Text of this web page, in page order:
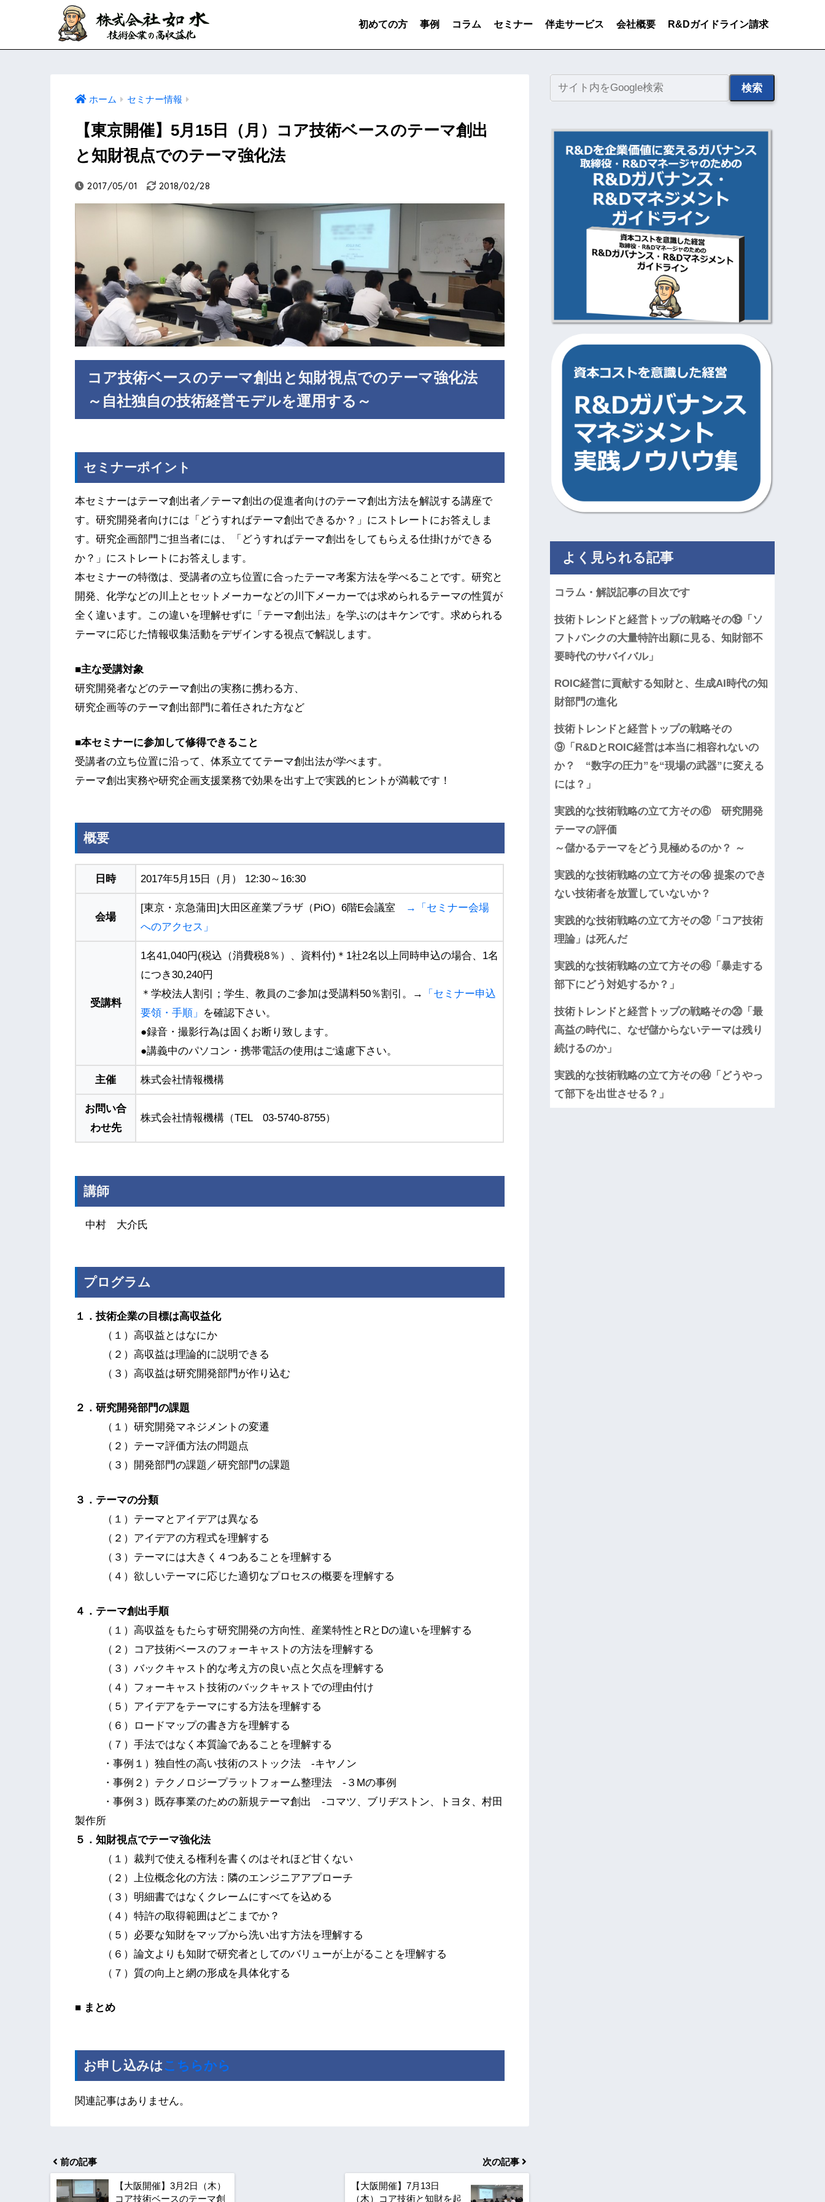
初めての方 事例 コラム セミナー 伴走サービス 会社概要 R&Dガイドライン請求
ホーム セミナー情報
【東京開催】5月15日（月）コア技術ベースのテーマ創出
と知財視点でのテーマ強化法
2017/05/01 2018/02/28
コア技術ベースのテーマ創出と知財視点でのテーマ強化法
～自社独自の技術経営モデルを運用する～
セミナーポイント
本セミナーはテーマ創出者／テーマ創出の促進者向けのテーマ創出方法を解説する講座で
す。研究開発者向けには「どうすればテーマ創出できるか？」にストレートにお答えしま
す。研究企画部門ご担当者には、「どうすればテーマ創出をしてもらえる仕掛けができる
か？」にストレートにお答えします。
本セミナーの特徴は、受講者の立ち位置に合ったテーマ考案方法を学べることです。研究と
開発、化学などの川上とセットメーカーなどの川下メーカーでは求められるテーマの性質が
全く違います。この違いを理解せずに「テーマ創出法」を学ぶのはキケンです。求められる
テーマに応じた情報収集活動をデザインする視点で解説します。
■主な受講対象
研究開発者などのテーマ創出の実務に携わる方、
研究企画等のテーマ創出部門に着任された方など
■本セミナーに参加して修得できること
受講者の立ち位置に沿って、体系立ててテーマ創出法が学べます。
テーマ創出実務や研究企画支援業務で効果を出す上で実践的ヒントが満載です！
概要
日時 2017年5月15日（月） 12:30～16:30
会場
[東京・京急蒲田]大田区産業プラザ（PiO）6階E会議室
→「セミナー会場
へのアクセス」
受講料
1名41,040円(税込（消費税8％）、資料付)＊1社2名以上同時申込の場合、1名
につき30,240円
＊学校法人割引；学生、教員のご参加は受講料50％割引。→
「セミナー申込
要領・手順」
を確認下さい。
●録音・撮影行為は固くお断り致します。
●講義中のパソコン・携帯電話の使用はご遠慮下さい。
主催 株式会社情報機構
お問い合
わせ先
株式会社情報機構（TEL 03-5740-8755）
講師
中村 大介氏
プログラム
１．技術企業の目標は高収益化
（１）高収益とはなにか
（２）高収益は理論的に説明できる
（３）高収益は研究開発部門が作り込む
２．研究開発部門の課題
（１）研究開発マネジメントの変遷
（２）テーマ評価方法の問題点
（３）開発部門の課題／研究部門の課題
３．テーマの分類
（１）テーマとアイデアは異なる
（２）アイデアの方程式を理解する
（３）テーマには大きく４つあることを理解する
（４）欲しいテーマに応じた適切なプロセスの概要を理解する
４．テーマ創出手順
（１）高収益をもたらす研究開発の方向性、産業特性とRとDの違いを理解する
（２）コア技術ベースのフォーキャストの方法を理解する
（３）バックキャスト的な考え方の良い点と欠点を理解する
（４）フォーキャスト技術のバックキャストでの理由付け
（５）アイデアをテーマにする方法を理解する
（６）ロードマップの書き方を理解する
（７）手法ではなく本質論であることを理解する
・事例１）独自性の高い技術のストック法 -キヤノン
・事例２）テクノロジープラットフォーム整理法 -３Mの事例
・事例３）既存事業のための新規テーマ創出 -コマツ、ブリヂストン、トヨタ、村田
製作所
５．知財視点でテーマ強化法
（１）裁判で使える権利を書くのはそれほど甘くない
（２）上位概念化の方法：隣のエンジニアアプローチ
（３）明細書ではなくクレームにすべてを込める
（４）特許の取得範囲はどこまでか？
（５）必要な知財をマップから洗い出す方法を理解する
（６）論文よりも知財で研究者としてのバリューが上がることを理解する
（７）質の向上と網の形成を具体化する
■ まとめ
お申し込みはこちらから
関連記事はありません。
前の記事
【大阪開催】3月2日（木）
コア技術ベースのテーマ創
次の記事
【大阪開催】7月13日
（木）コア技術と知財を起
検索
よく見られる記事
コラム・解説記事の目次です
技術トレンドと経営トップの戦略その⑲「ソ
フトバンクの大量特許出願に見る、知財部不
要時代のサバイバル」
ROIC経営に貢献する知財と、生成AI時代の知
財部門の進化
技術トレンドと経営トップの戦略その
⑨「R&DとROIC経営は本当に相容れないの
か？ “数字の圧力”を“現場の武器”に変える
には？」
実践的な技術戦略の立て方その⑥ 研究開発
テーマの評価
～儲かるテーマをどう見極めるのか？ ～
実践的な技術戦略の立て方その⑭ 提案のでき
ない技術者を放置していないか？
実践的な技術戦略の立て方その㉜「コア技術
理論」は死んだ
実践的な技術戦略の立て方その㊺「暴走する
部下にどう対処するか？」
技術トレンドと経営トップの戦略その⑳「最
高益の時代に、なぜ儲からないテーマは残り
続けるのか」
実践的な技術戦略の立て方その㊹「どうやっ
て部下を出世させる？」